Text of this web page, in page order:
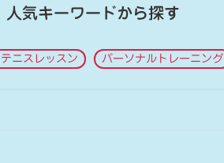
人気キーワードから探す
ニスレッスン パーソナルトレーニング